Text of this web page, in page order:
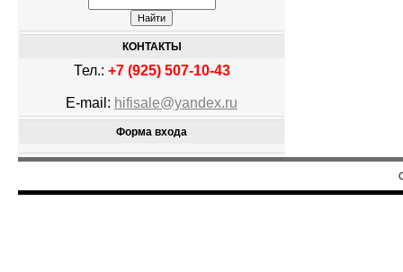
КОНТАКТЫ
Тел.: +7 (925) 507-10-43
E-mail: hifisale@yandex.ru
Форма входа